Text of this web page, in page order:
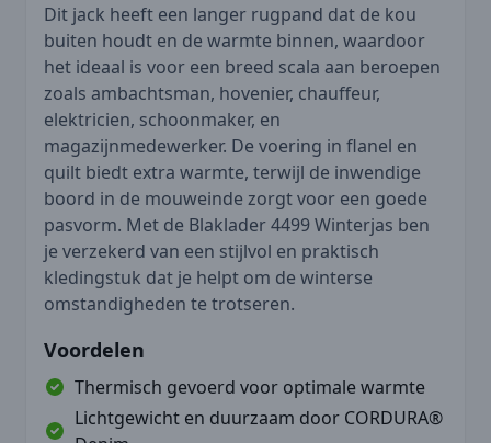
Dit jack heeft een langer rugpand dat de kou
buiten houdt en de warmte binnen, waardoor
het ideaal is voor een breed scala aan beroepen
zoals ambachtsman, hovenier, chauffeur,
elektricien, schoonmaker, en
magazijnmedewerker. De voering in flanel en
quilt biedt extra warmte, terwijl de inwendige
boord in de mouweinde zorgt voor een goede
pasvorm. Met de Blaklader 4499 Winterjas ben
je verzekerd van een stijlvol en praktisch
kledingstuk dat je helpt om de winterse
omstandigheden te trotseren.
Voordelen
Thermisch gevoerd voor optimale warmte
Lichtgewicht en duurzaam door CORDURA®